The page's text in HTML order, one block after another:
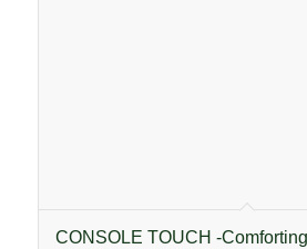
CONSOLE TOUCH -